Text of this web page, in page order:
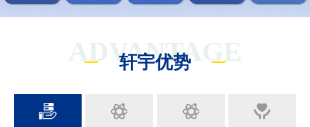
ADVANTAGE
轩宇优势